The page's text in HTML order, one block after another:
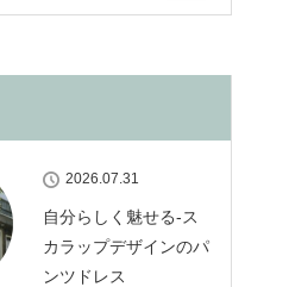
2026.07.31
自分らしく魅せる-ス
カラップデザインのパ
ンツドレス